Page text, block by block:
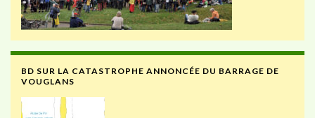
BD SUR LA CATASTROPHE ANNONCÉE DU BARRAGE DE
VOUGLANS